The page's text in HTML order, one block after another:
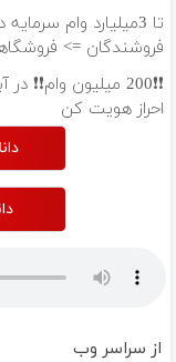
تا 3میلیارد وام
فروشندگان =>
ثبت کن
❗❗200 میلیون وام❗❗
احراز هویت کن
از سراسر وب